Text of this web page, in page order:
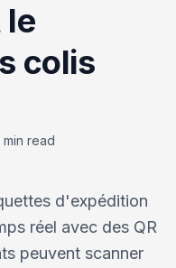
le
colis
min read
d'expédition
réel avec des QR
peuvent scanner